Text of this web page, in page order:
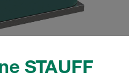
STAUFF